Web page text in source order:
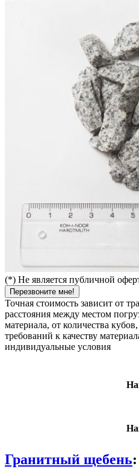
(*) Не является публичной
Перезвоните мне!
Точная стоимость зависит от
расстояния между местом
материала, от количества
требований к качеству
индивидуальные условия
Гранитный щебень: